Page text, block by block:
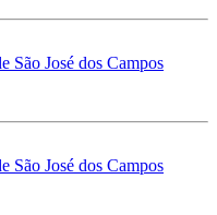
São José dos Campos
São José dos Campos